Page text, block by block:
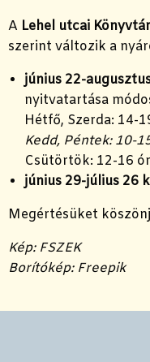
A Lehel utcai Könyvtár
szerint változik a
június 22-
nyitvatartása
Hétfő, Szerda: 14-
Kedd, Péntek: 10-
Csütörtök: 12-16
június 29-július 26
Megértésüket
Kép: FSZEK
Borítókép: Freepik